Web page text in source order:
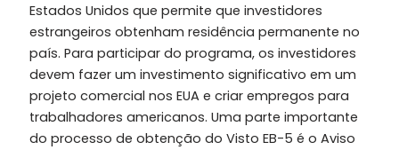
Estados Unidos que permite que investidores
estrangeiros obtenham residência permanente no
país. Para participar do programa, os investidores
devem fazer um investimento significativo em um
projeto comercial nos EUA e criar empregos para
trabalhadores americanos. Uma parte importante
do processo de obtenção do Visto EB-5 é o Aviso